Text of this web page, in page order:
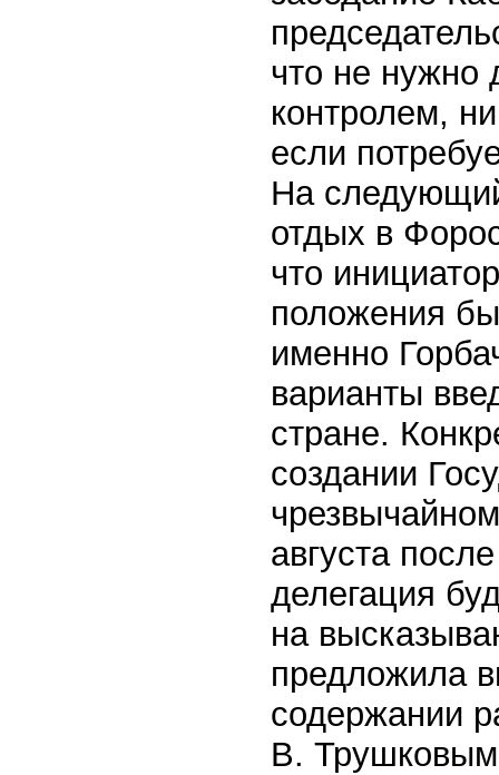
что не нужно
контролем,
если
На
отдых в
что
положения
именно
варианты
стране.
создании
августа
делегация
на
предложила
содержании
В.